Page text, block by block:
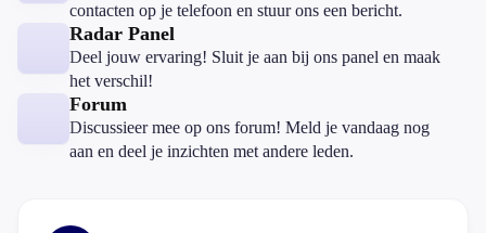
contacten op je telefoon en stuur ons een bericht.
Radar Panel
Deel jouw ervaring! Sluit je aan bij ons panel en maak
het verschil!
Forum
Discussieer mee op ons forum! Meld je vandaag nog
aan en deel je inzichten met andere leden.